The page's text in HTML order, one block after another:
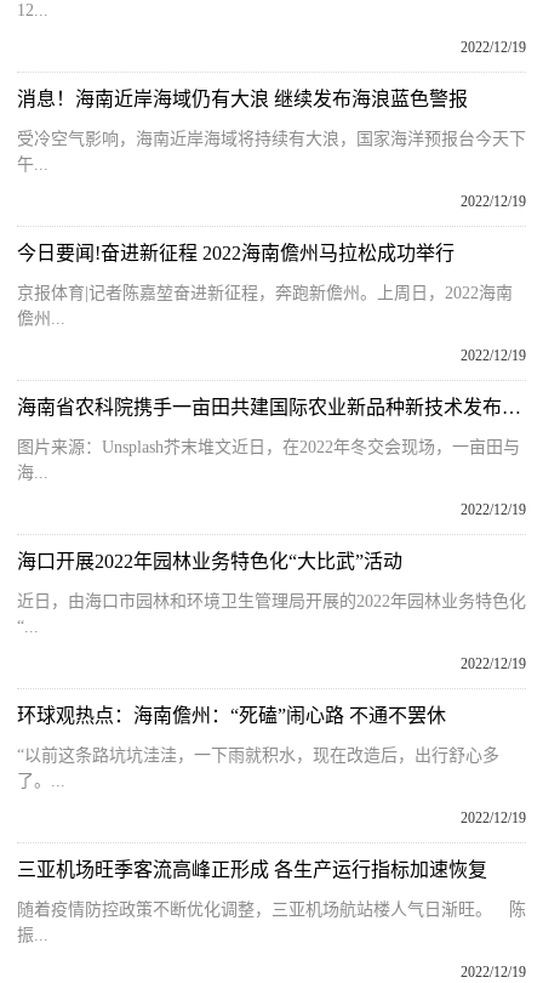
12...
2022/12/19
消息！海南近岸海域仍有大浪 继续发布海浪蓝色警报
受冷空气影响，海南近岸海域将持续有大浪，国家海洋预报台今天下
午...
2022/12/19
今日要闻!奋进新征程 2022海南儋州马拉松成功举行
京报体育|记者陈嘉堃奋进新征程，奔跑新儋州。上周日，2022海南
儋州...
2022/12/19
海南省农科院携手一亩田共建国际农业新品种新技术发布平台
图片来源：Unsplash芥末堆文近日，在2022年冬交会现场，一亩田与
海...
2022/12/19
海口开展2022年园林业务特色化“大比武”活动
近日，由海口市园林和环境卫生管理局开展的2022年园林业务特色化
“...
2022/12/19
环球观热点：海南儋州：“死磕”闹心路 不通不罢休
“以前这条路坑坑洼洼，一下雨就积水，现在改造后，出行舒心多
了。...
2022/12/19
三亚机场旺季客流高峰正形成 各生产运行指标加速恢复
随着疫情防控政策不断优化调整，三亚机场航站楼人气日渐旺。 陈
振...
2022/12/19